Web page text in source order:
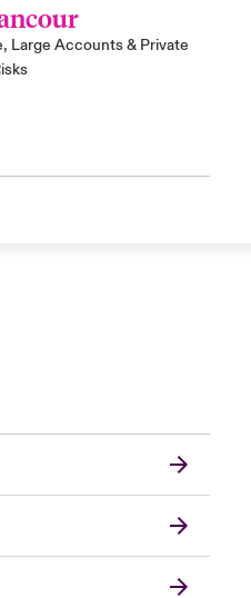
Large Accounts & Private